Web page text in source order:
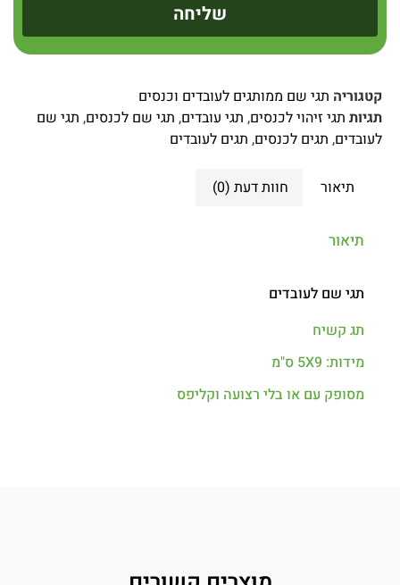
שליחה
קטגוריה תגי שם ממותגים לעובדים וכנסים
תגיות תגי זיהוי לכנסים, תגי עובדים, תגי שם לכנסים, תגי שם
לעובדים, תגים לכנסים, תגים לעובדים
תיאור חוות דעת (0)
תיאור
תגי שם לעובדים
תג קשיח
מידות: 5X9 ס"מ
מסופק עם או בלי רצועה וקליפס